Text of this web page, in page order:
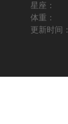
星座：
体重：
更新时间：